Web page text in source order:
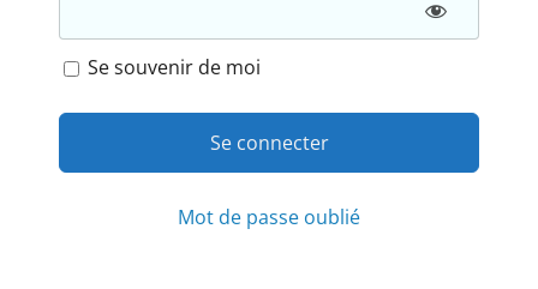
Se souvenir de moi
Mot de passe oublié